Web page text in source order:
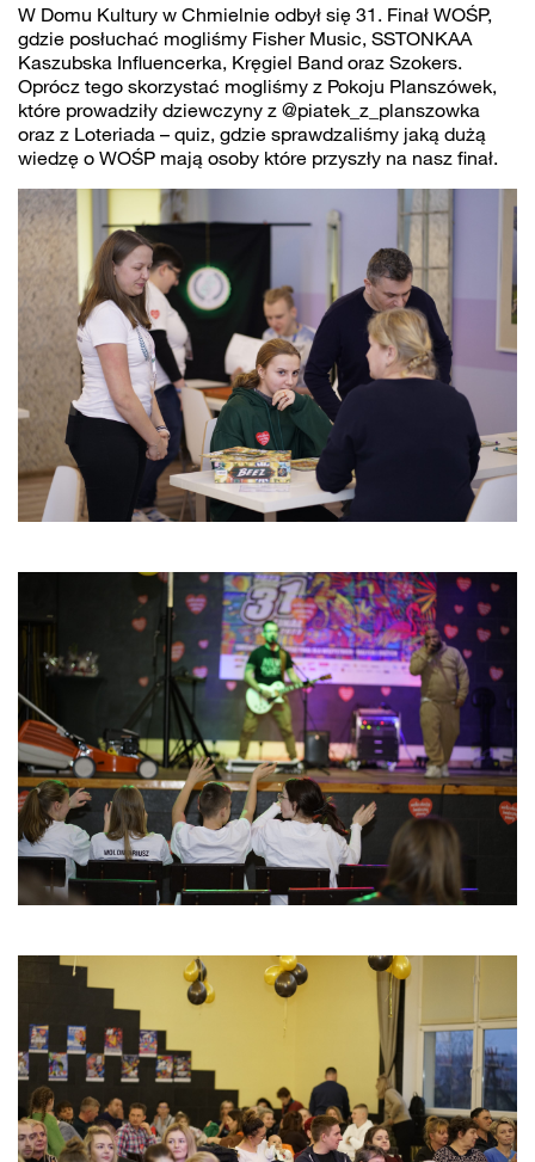
W Domu Kultury w Chmielnie odbył się 31. Finał WOŚP,
gdzie posłuchać mogliśmy Fisher Music, SSTONKAA
Kaszubska Influencerka, Kręgiel Band oraz Szokers.
Oprócz tego skorzystać mogliśmy z Pokoju Planszówek,
które prowadziły dziewczyny z @piatek_z_planszowka
oraz z Loteriada – quiz, gdzie sprawdzaliśmy jaką dużą
wiedzę o WOŚP mają osoby które przyszły na nasz finał.